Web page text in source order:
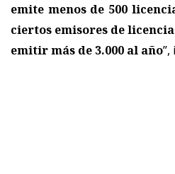
emite menos de 500
ciertos emisores de
emitir más de 3.000 al año”,